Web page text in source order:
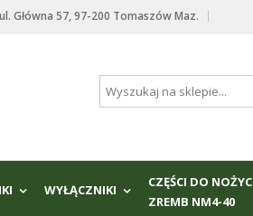
Główna 57, 97-200 Tomaszów Maz.
WYŁĄCZNIKI
CZĘŚCI DO NOŻYC
ZREMB NM4-40